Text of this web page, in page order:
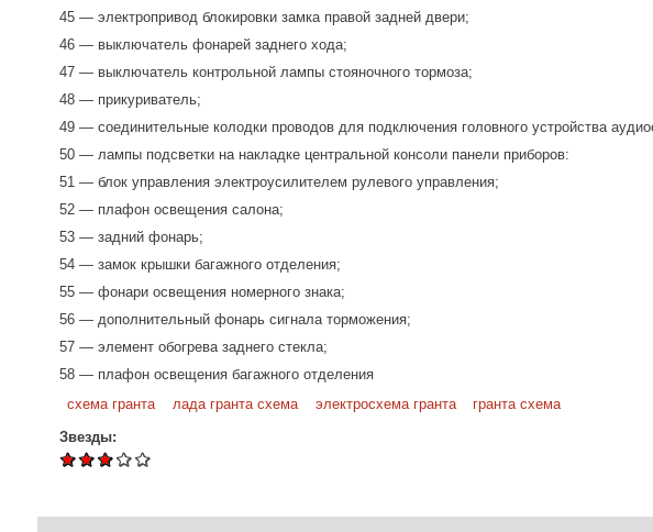
45 — электропривод блокировки замка правой задней двери;
46 — выключатель фонарей заднего хода;
47 — выключатель контрольной лампы стояночного тормоза;
48 — прикуриватель;
49 — соединительные колодки проводов для подключения головного устройства
50 — лампы подсветки на накладке центральной консоли панели приборов:
51 — блок управления электроусилителем рулевого управления;
52 — плафон освещения салона;
53 — задний фонарь;
54 — замок крышки багажного отделения;
55 — фонари освещения номерного знака;
56 — дополнительный фонарь сигнала торможения;
57 — элемент обогрева заднего стекла;
58 — плафон освещения багажного отделения
схема гранта
лада гранта схема электросхема гранта гранта схема
Звезды: